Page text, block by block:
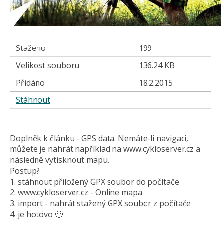
Staženo
199
Velikost souboru
136.24 KB
Přidáno
18.2.2015
Stáhnout
Doplněk k článku - GPS data. Nemáte-li navigaci,
můžete je nahrát například na www.cykloserver.cz a
následně vytisknout mapu.
Postup?
1. stáhnout přiložený GPX soubor do počítače
2. www.cykloserver.cz - Online mapa
3. import - nahrát stažený GPX soubor z počítače
4. je hotovo 🙂